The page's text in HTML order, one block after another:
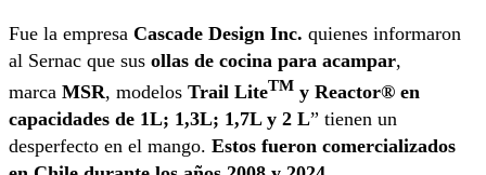
Fue la empresa Cascade Design Inc. quienes informaron
al Sernac que sus ollas de cocina para acampar,
marca MSR, modelos Trail LiteTM y Reactor® en
capacidades de 1L; 1,3L; 1,7L y 2 L” tienen un
desperfecto en el mango. Estos fueron comercializados